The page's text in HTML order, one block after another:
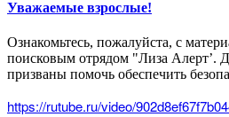
Уважаемые взрослые!
Ознакомьтесь, пожалуйста, с
поисковым отрядом "Лиза Алерт’.
призваны помочь обеспечить
https://rutube.ru/video/